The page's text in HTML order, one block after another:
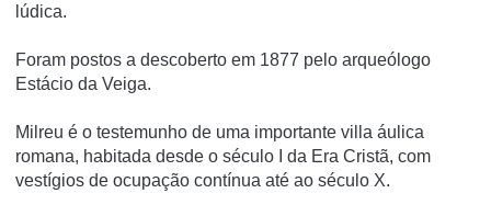
lúdica.
Foram postos a descoberto em 1877 pelo arqueólogo
Estácio da Veiga.
Milreu é o testemunho de uma importante villa áulica
romana, habitada desde o século I da Era Cristã, com
vestí­gios de ocupação contí­nua até ao século X.